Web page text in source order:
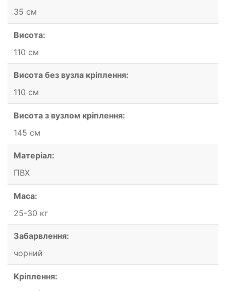
35 см
Висота:
110 см
Висота без вузла кріплення:
110 см
Висота з вузлом кріплення:
145 см
Матеріал:
ПВХ
Маса:
25-30 кг
Забарвлення:
чорний
Кріплення: